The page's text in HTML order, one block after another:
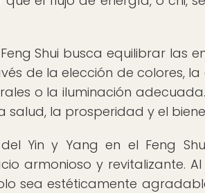
Shui busca equilibrar las
de la elección de colores, la
o la iluminación
la prosperidad y el
Yin y Yang en el Feng
armonioso y revitalizante.
sea estéticamente